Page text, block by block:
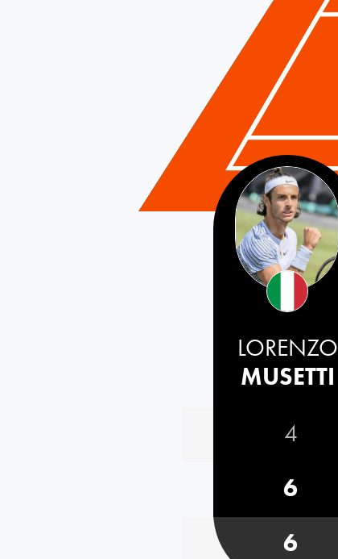
Italy
LORENZO
MUSETTI
4
6
6